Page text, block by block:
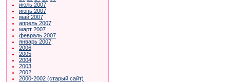
июль 2007
июнь 2007
май 2007
апрель 2007
март 2007
февраль 2007
январь 2007
2006
2005
2004
2003
2002
2000-2002 (старый сайт)